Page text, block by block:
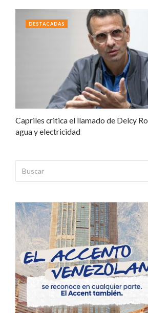
Capriles critica el llamado de Delcy
agua y electricidad
DESTACADAS